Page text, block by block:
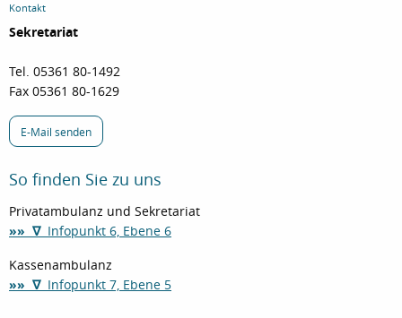
Kontakt
Sekretariat
Tel. 05361 80-1492
Fax 05361 80-1629
E-Mail senden
So finden Sie zu uns
Privatambulanz und Sekretariat
»» ∇ Infopunkt 6, Ebene 6
Kassenambulanz
»» ∇ Infopunkt 7, Ebene 5